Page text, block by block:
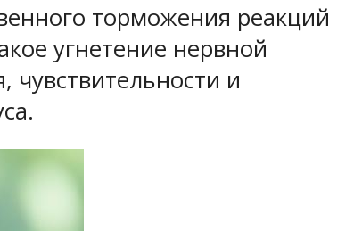
торможения реакций
угнетение нервной
и